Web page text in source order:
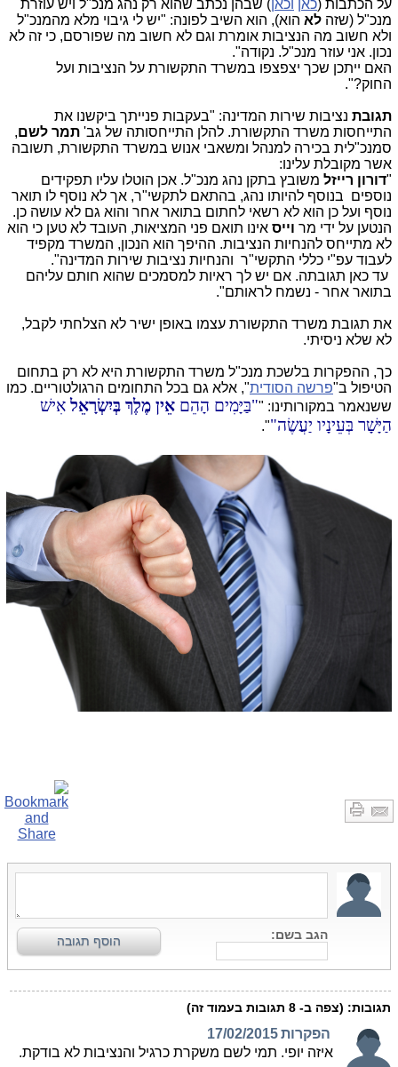
על הכתבות (כאן וכאן) שבהן נכתב שהוא רק נהג מנכ"ל ויש עוזרת
מנכ"ל (שזה לא הוא), הוא השיב לפונה: "יש לי גיבוי מלא מהמנכ"ל
ולא חשוב מה הנציבות אומרת וגם לא חשוב מה שפורסם, כי זה לא
נכון. אני עוזר מנכ"ל. נקודה".
האם ייתכן שכך יצפצפו במשרד התקשורת על הנציבות ועל
החוק?".
תגובת נציבות שירות המדינה: "בעקבות פנייתך ביקשנו את
התייחסות משרד התקשורת. להלן התייחסותה של גב' תמר לשם,
סמנכ"לית בכירה למנהל ומשאבי אנוש במשרד התקשורת, תשובה
אשר מקובלת עלינו:
"דורון רייזל משובץ בתקן נהג מנכ"ל. אכן הוטלו עליו תפקידים
נוספים בנוסף להיותו נהג, בהתאם לתקשי"ר, אך לא נוסף לו תואר
נוסף ועל כן הוא לא רשאי לחתום בתואר אחר והוא גם לא עושה כן.
הנטען על ידי מר וייס אינו תואם פני המציאות, העובד לא טען כי הוא
לא מתייחס להנחיות הנציבות. ההיפך הוא הנכון, המשרד מקפיד
לעבוד עפ"י כללי התקשי"ר והנחיות נציבות שירות המדינה".
עד כאן תגובתה. אם יש לך ראיות למסמכים שהוא חותם עליהם
בתואר אחר - נשמח לראותם".
את תגובת משרד התקשורת עצמו באופן ישיר לא הצלחתי לקבל,
לא שלא ניסיתי.
כך, ההפקרות בלשכת מנכ"ל משרד התקשורת היא לא רק בתחום
הטיפול ב"פרשה הסודית", אלא גם בכל התחומים הרגולטוריים. כמו
ששנאמר במקורותינו: " בַּיָּמִים הָהֵם אֵין מֶלֶךְ בְּיִשְׂרָאֵל אִישׁ
הַיָּשָׁר בְּעֵינָיו יַעֲשֶׂה ".